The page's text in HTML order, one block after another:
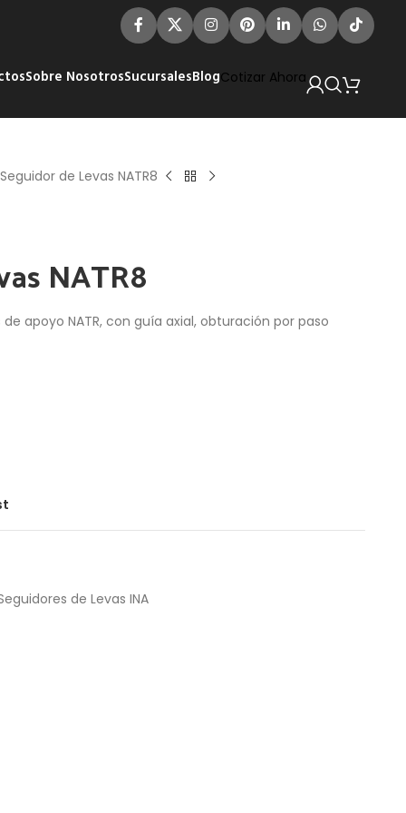
Sobre NosotrosSucursalesBlogCotizar Ahora
Seguidor de Levas NATR8
NATR8
de apoyo NATR, con guía axial, obturación por paso
de Levas INA